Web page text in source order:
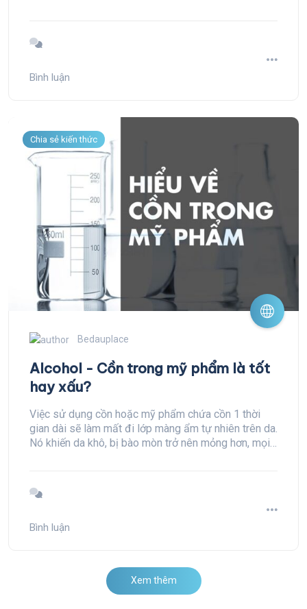
Bình luận
Chia sẻ kiến thức
Bedauplace
Alcohol - Cồn trong mỹ phẩm là tốt
hay xấu?
Việc sử dụng cồn hoặc mỹ phẩm chứa cồn 1 thời
gian dài sẽ làm mất đi lớp màng ẩm tự nhiên trên da.
Nó khiến da khô, bị bào mòn trở nên mỏng hơn, mọi
Bình luận
Xem thêm